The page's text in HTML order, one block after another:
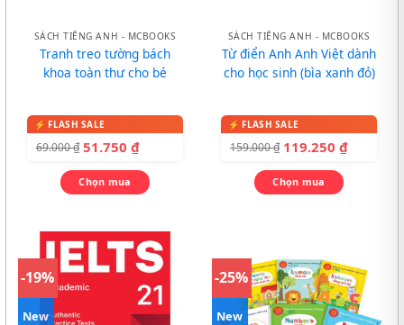
SÁCH TIẾNG ANH - MCBOOKS
Tranh treo tường bách
khoa toàn thư cho bé
69.000₫ 51.750 ₫
Chọn mua
SÁCH TIẾNG ANH - MCBOOKS
Từ điển Anh Anh Việt dành
cho học sinh (bìa xanh đỏ)
159.000₫ 119.250 ₫
Chọn mua
-19%
New
-25%
New